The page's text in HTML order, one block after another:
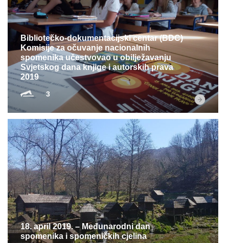
Bibliotečko-dokumentacijski centar (BDC)
Komisije za očuvanje nacionalnih
spomenika učestvovao u obilježavanju
Svjetskog dana knjige i autorskih prava
2019
3
18. april 2019. – Međunarodni dan
spomenika i spomeničkih cjelina